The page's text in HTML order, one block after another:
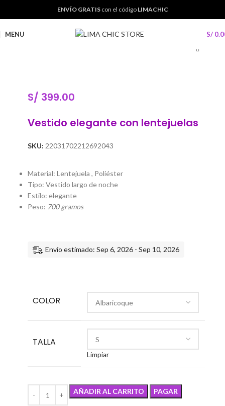
ENVÍO GRATIScon el código LIMACHIC
MENU S/
S/ 399.00
Vestido elegante con lentejuelas
SKU: 22031702212692043
Material: Lentejuela , Poliéster
Tipo: Vestido largo de noche
Estilo: elegante
Peso: 700 gramos
Envío estimado: Sep 6, 2026 - Sep 10, 2026
COLOR
TALLA
Limpiar
AÑADIR AL CARRITO PAGAR